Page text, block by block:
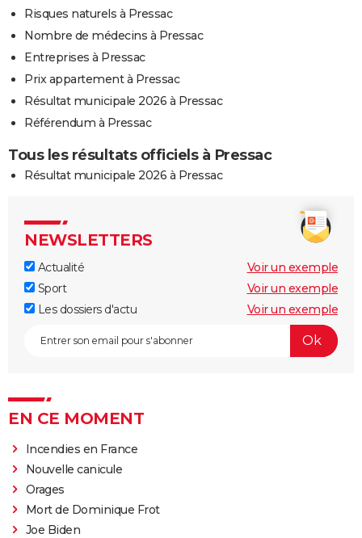
Risques naturels à Pressac
Nombre de médecins à Pressac
Entreprises à Pressac
Prix appartement à Pressac
Résultat municipale 2026 à Pressac
Référendum à Pressac
Tous les résultats officiels à Pressac
Résultat municipale 2026 à Pressac
NEWSLETTERS
Actualité
Voir un exemple
Sport
Voir un exemple
Les dossiers d'actu
Voir un exemple
EN CE MOMENT
Incendies en France
Nouvelle canicule
Orages
Mort de Dominique Frot
Joe Biden